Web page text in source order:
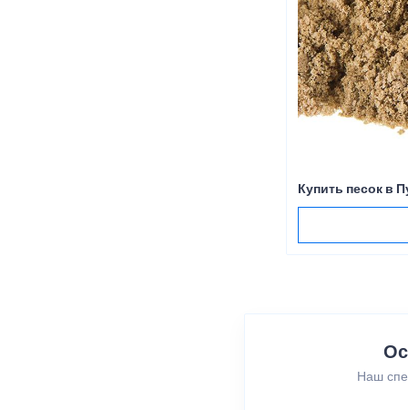
Купить песок в
Наш